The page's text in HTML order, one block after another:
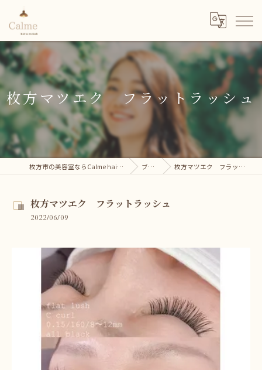
枚方マツエク フラットラッシュ
枚方市の美容室ならCalme hair＆eyelash ブログ 枚方マツエク フラットラッシュ
枚方マツエク フラットラッシュ
2022/06/09